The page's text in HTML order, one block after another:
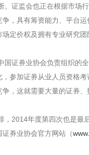
监会也正在根据市场行
，具有筹资能力、平台
定价权及拥有专业研究团
券业协会负责组织的全
参加证券从业人员资格
，这就需要大量的证券
年度第四次也是最后
券业协会官方网站（